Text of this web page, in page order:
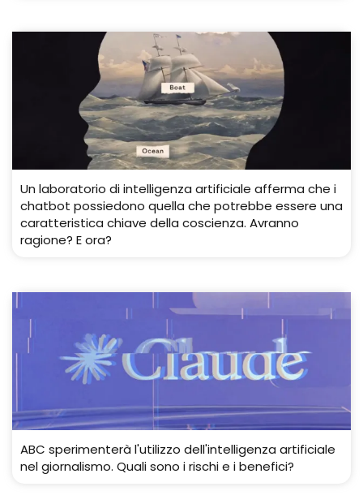
Un laboratorio di intelligenza artificiale afferma che i
chatbot possiedono quella che potrebbe essere una
caratteristica chiave della coscienza. Avranno
ragione? E ora?
ABC sperimenterà l'utilizzo dell'intelligenza artificiale
nel giornalismo. Quali sono i rischi e i benefici?